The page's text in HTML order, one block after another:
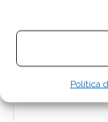
Política